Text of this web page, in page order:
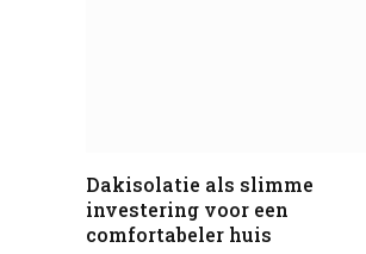
Dakisolatie als slimme
investering voor een
comfortabeler huis